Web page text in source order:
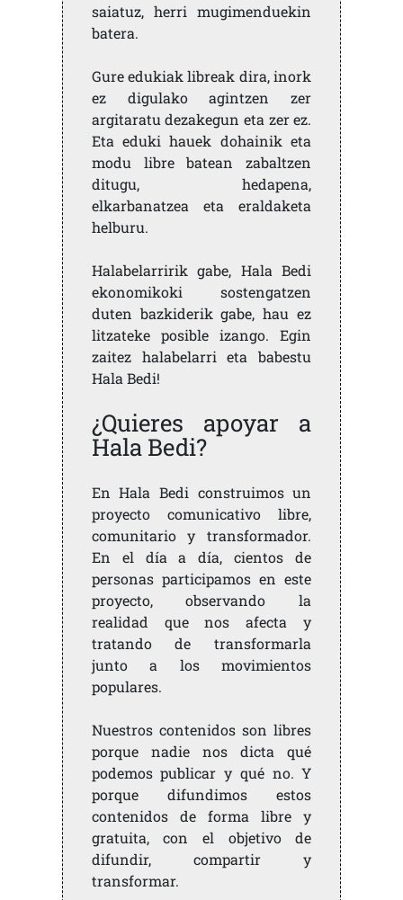
saiatuz, herri mugimenduekin
batera.
Gure edukiak libreak dira, inork
ez digulako agintzen zer
argitaratu dezakegun eta zer ez.
Eta eduki hauek dohainik eta
modu libre batean zabaltzen
ditugu, hedapena,
elkarbanatzea eta eraldaketa
helburu.
Halabelarririk gabe, Hala Bedi
ekonomikoki sostengatzen
duten bazkiderik gabe, hau ez
litzateke posible izango. Egin
zaitez halabelarri eta babestu
Hala Bedi!
¿Quieres apoyar a
Hala Bedi?
En Hala Bedi construimos un
proyecto comunicativo libre,
comunitario y transformador.
En el día a día, cientos de
personas participamos en este
proyecto, observando la
realidad que nos afecta y
tratando de transformarla
junto a los movimientos
populares.
Nuestros contenidos son libres
porque nadie nos dicta qué
podemos publicar y qué no. Y
porque difundimos estos
contenidos de forma libre y
gratuita, con el objetivo de
difundir, compartir y
transformar.